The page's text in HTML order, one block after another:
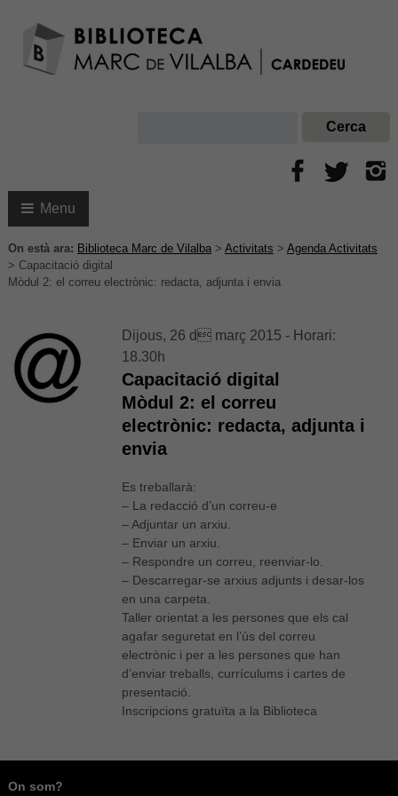
Menu
On està ara: Biblioteca Marc de Vilalba> Activitats > Agenda Activitats
> Capacitació digital
Mòdul 2: el correu electrònic: redacta, adjunta i envia
Dijous, 26 d març 2015 - Horari:
18.30h
Capacitació digital
Mòdul 2: el correu
electrònic: redacta, adjunta i
envia
Es treballarà:
– La redacció d’un correu-e
– Adjuntar un arxiu.
– Enviar un arxiu.
– Respondre un correu, reenviar-lo.
– Descarregar-se arxius adjunts i desar-los
en una carpeta.
Taller orientat a les persones que els cal
agafar seguretat en l’ús del correu
electrònic i per a les persones que han
d’enviar treballs, currículums i cartes de
presentació.
Inscripcions gratuïta a la Biblioteca
On som?